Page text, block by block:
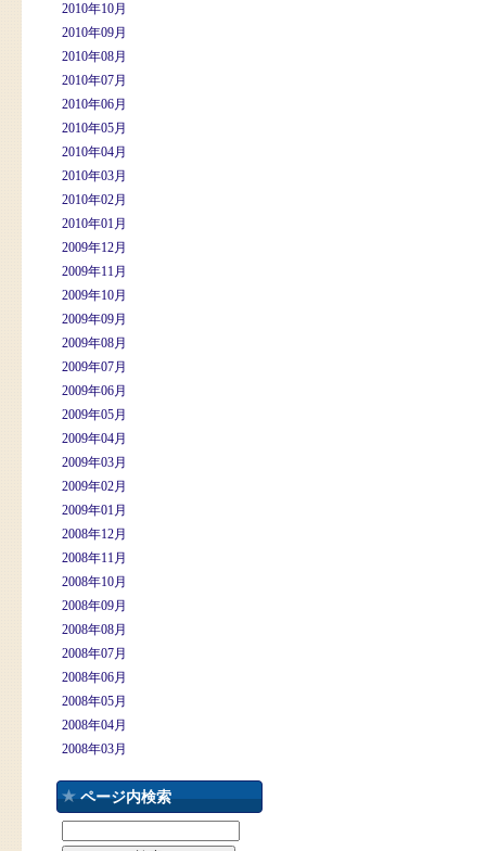
2010年10月
2010年09月
2010年08月
2010年07月
2010年06月
2010年05月
2010年04月
2010年03月
2010年02月
2010年01月
2009年12月
2009年11月
2009年10月
2009年09月
2009年08月
2009年07月
2009年06月
2009年05月
2009年04月
2009年03月
2009年02月
2009年01月
2008年12月
2008年11月
2008年10月
2008年09月
2008年08月
2008年07月
2008年06月
2008年05月
2008年04月
2008年03月
ページ内検索